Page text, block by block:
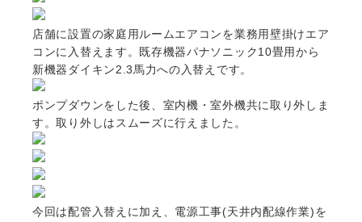
店舗に設置の家庭用ルームエアコンを業務用壁掛けエア
コンに入替えます。既存機器パナソニック10畳用から
新機器ダイキン2.3馬力への入替えです。
ポンプダウンをした後、室内機・室外機共に取り外しま
す。取り外しはスムーズに行えました。
今回は配管入替えに加え、電源工事(天井内配線作業)を